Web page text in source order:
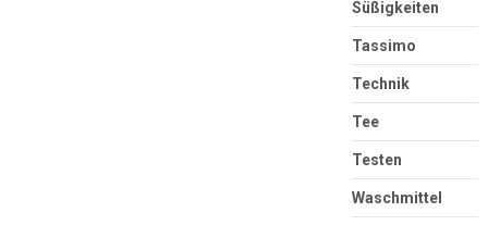
Süßigkeiten
Tassimo
Technik
Tee
Testen
Waschmittel